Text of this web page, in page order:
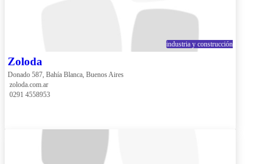
industria y construcción
Zoloda
Donado 587, Bahía Blanca, Buenos Aires
zoloda.com.ar
0291 4558953